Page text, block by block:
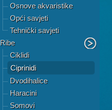
Osnove akvaristike
Opći savjeti
Tehnički savjeti
Ribe
Ciklidi
Ciprinidi
Dvodihalice
Haracini
Somovi